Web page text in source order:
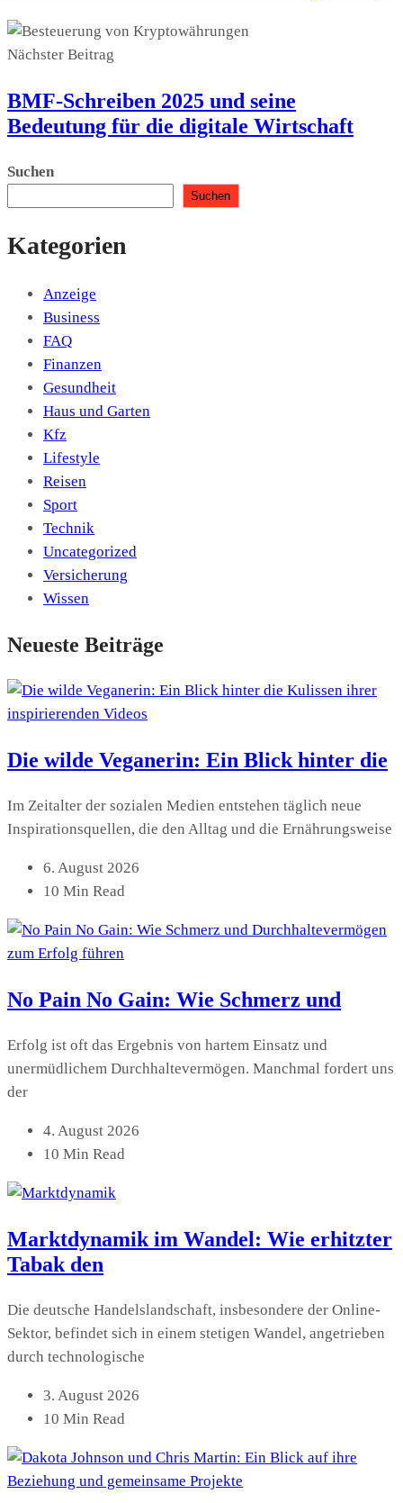
Nächster Beitrag
BMF-Schreiben 2025 und seine
Bedeutung für die digitale Wirtschaft
Suchen
Suchen
Kategorien
Anzeige
Business
FAQ
Finanzen
Gesundheit
Haus und Garten
Kfz
Lifestyle
Reisen
Sport
Technik
Uncategorized
Versicherung
Wissen
Neueste Beiträge
Die wilde Veganerin: Ein Blick hinter die
Im Zeitalter der sozialen Medien entstehen täglich neue
Inspirationsquellen, die den Alltag und die Ernährungsweise
6. August 2026
10 Min Read
No Pain No Gain: Wie Schmerz und
Erfolg ist oft das Ergebnis von hartem Einsatz und
unermüdlichem Durchhaltevermögen. Manchmal fordert uns
der
4. August 2026
10 Min Read
Marktdynamik im Wandel: Wie erhitzter
Tabak den
Die deutsche Handelslandschaft, insbesondere der Online-
Sektor, befindet sich in einem stetigen Wandel, angetrieben
durch technologische
3. August 2026
10 Min Read